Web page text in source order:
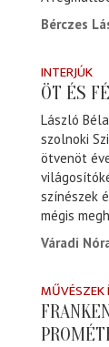
Bérczes
INTERJÚK
ÖT ÉS
László
szolnoki
ötvenöt
színészek
mégis
Váradi
MŰVÉSZEK